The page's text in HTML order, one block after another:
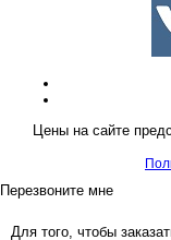
Цены на сайте
Перезвоните мне
Для того, чтобы